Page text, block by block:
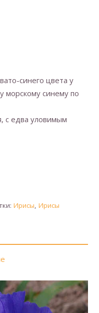
синего цвета у
морскому синему по
с едва уловимым
Ирисы Ирисы